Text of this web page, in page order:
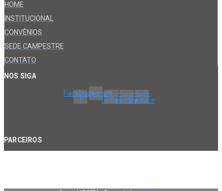
HOME
INSTITUCIONAL
CONVÊNIOS
SEDE CAMPESTRE
CONTATO
NOS SIGA
Facebook-
f
InstagramX-
twitter
Huge-
spotify
Huge-
youtube
PARCEIROS